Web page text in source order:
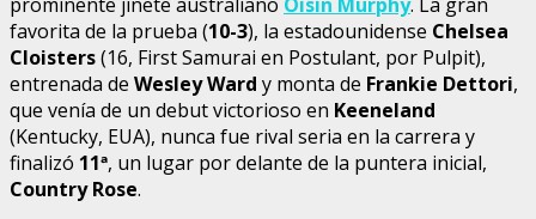
favorita de la prueba (10-3), la estadounidense Chelsea
Cloisters(16, First Samurai en Postulant, por Pulpit),
entrenada de Wesley Ward y monta de Frankie Dettori,
que venía de un debut victorioso en Keeneland
(Kentucky, EUA), nunca fue rival seria en la carrera y
finalizó 11ª, un lugar por delante de la puntera inicial,
Country Rose.